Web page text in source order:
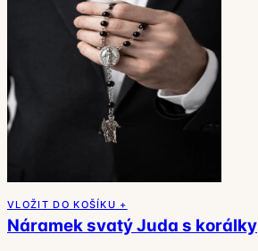
VLOŽIT DO KOŠÍKU +
Náramek svatý Juda s korálky